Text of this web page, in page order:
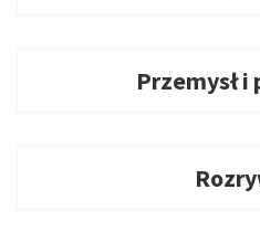
Przemysł i